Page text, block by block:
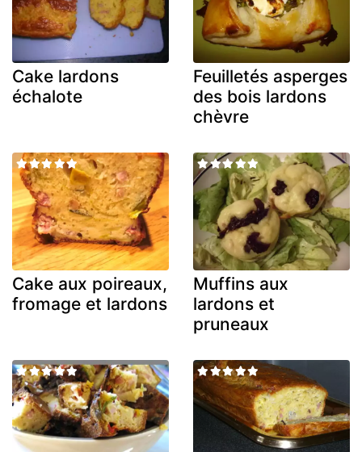
Cake lardons
échalote
Feuilletés asperges
des bois lardons
chèvre
Cake aux poireaux,
fromage et lardons
Muffins aux
lardons et
pruneaux